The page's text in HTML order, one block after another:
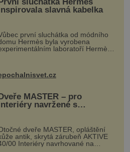
slavná kabelka
první sluchátka od módního
Hermès byla vyrobena
laboratoří Hermès
MASTER – pro
navržené s
i vášní!
dveře MASTER, opláštění
antik, skrytá zárubeň AKTIVE
00 Interiéry navrhované na